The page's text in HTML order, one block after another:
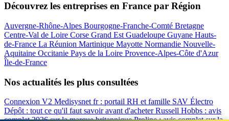
Découvrez les entreprises en France par Région
Auvergne-Rhône-Alpes Bourgogne-Franche-Comté Bretagne
Centre-Val de Loire Corse Grand Est Guadeloupe Guyane Hauts-
de-France La Réunion Martinique Mayotte Normandie Nouvelle-
Aquitaine Occitanie Pays de la Loire Provence-Alpes-Côte d'Azur
Île-de-France
Nos actualités les plus consultées
Connexion V2 Medisysnet fr : portail RH et famille SAV Électro
Dépôt : tout ce qu'il faut savoir avant d'acheterRussell Hobbs : avis